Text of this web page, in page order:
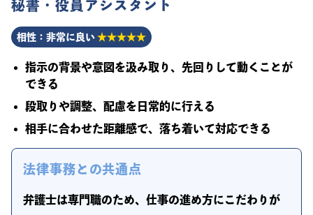
秘書・役員アシスタント
相性：非常に良い ★★★★★
指示の背景や意図を汲み取り、先回りして動くことが
できる
段取りや調整、配慮を日常的に行える
相手に合わせた距離感で、落ち着いて対応できる
法律事務との共通点
弁護士は専門職のため、仕事の進め方にこだわりが